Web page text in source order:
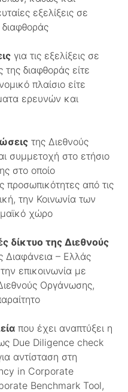
εξελίξεις σε
για τις εξελίξεις σε
διαφθοράς είτε
πλαίσιο είτε
ερευνών και
της Διεθνούς
συμμετοχή στο ετήσιο
στο οποίο
προσωπικότητες από τις
την Κοινωνία των
χώρο
δίκτυο της Διεθνούς
Διαφάνεια – Ελλάς
επικοινωνία με
Οργάνωσης,
που έχει αναπτύξει η
Due Diligence check
αντίσταση στη
in Corporate
Benchmark Tool,